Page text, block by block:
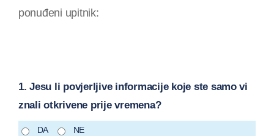
ponuđeni upitnik:
1. Jesu li povjerljive informacije koje ste samo vi
znali otkrivene prije vremena?
DA NE